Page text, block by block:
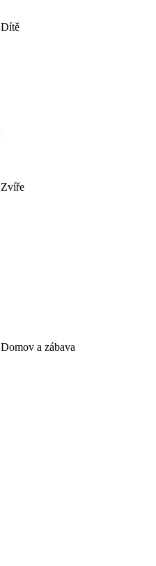
Dítě
Zvíře
Domov a zábava